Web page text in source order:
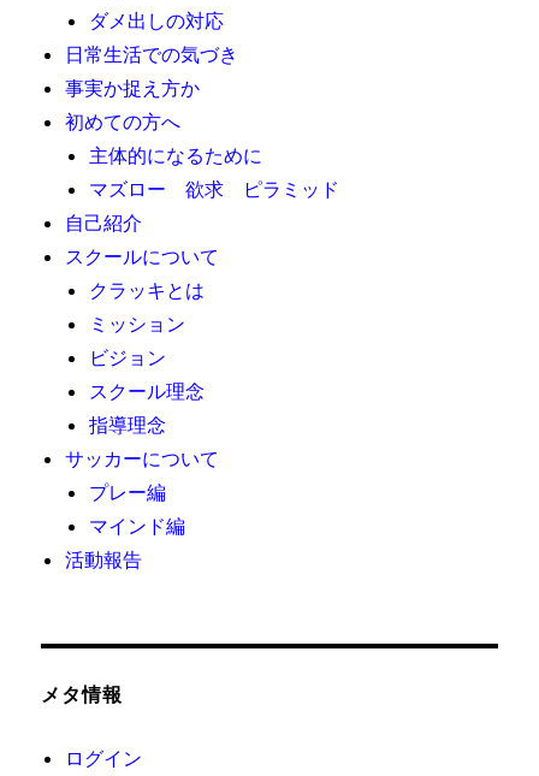
ダメ出しの対応
日常生活での気づき
事実か捉え方か
初めての方へ
主体的になるために
マズロー 欲求 ピラミッド
自己紹介
スクールについて
クラッキとは
ミッション
ビジョン
スクール理念
指導理念
サッカーについて
プレー編
マインド編
活動報告
メタ情報
ログイン